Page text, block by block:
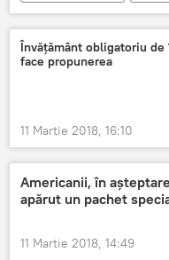
SUA
Coreea de
Donald Trump
Kim
Casa Albă
Învăţământ obligatoriu de
face propunerea
11 Martie 2018, 16:10
Americanii, în
apărut un pachet
11 Martie 2018, 14:49